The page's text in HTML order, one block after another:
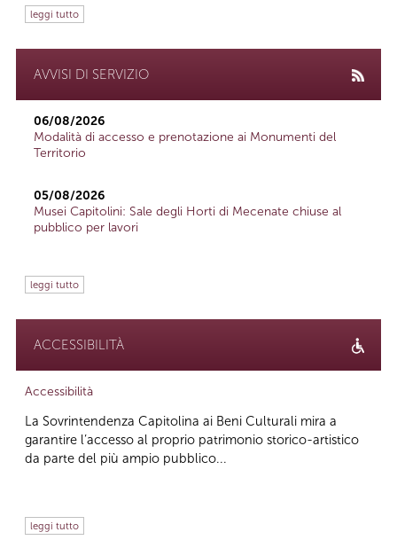
leggi tutto
AVVISI DI SERVIZIO
06/08/2026
Modalità di accesso e prenotazione ai Monumenti del
Territorio
05/08/2026
Musei Capitolini: Sale degli Horti di Mecenate chiuse al
pubblico per lavori
leggi tutto
ACCESSIBILITÀ
Accessibilità
La Sovrintendenza Capitolina ai Beni Culturali mira a
garantire l’accesso al proprio patrimonio storico-artistico
da parte del più ampio pubblico...
leggi tutto